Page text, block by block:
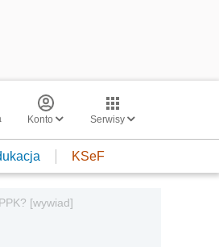
Konto Serwisy
KSeF
[wywiad]